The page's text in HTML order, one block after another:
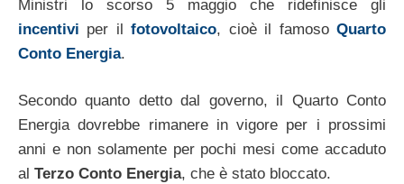
Ministri lo scorso 5 maggio che ridefinisce gli
incentivi per ilfotovoltaico, cioè il famosoQuarto
Conto Energia.
Secondo quanto detto dal governo, il Quarto Conto
Energia dovrebbe rimanere in vigore per i prossimi
anni e non solamente per pochi mesi come accaduto
al Terzo Conto Energia, che è stato bloccato.